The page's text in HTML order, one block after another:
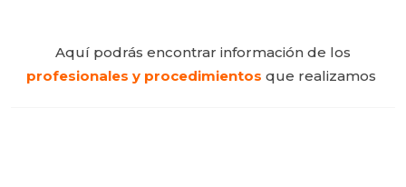
Aquí podrás encontrar información de los
profesionales y procedimientos que realizamos